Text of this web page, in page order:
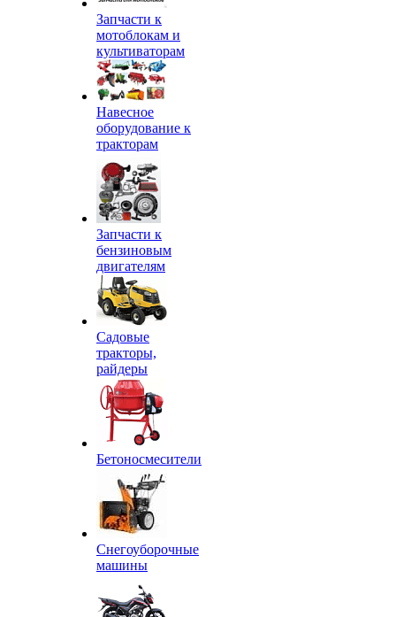
Запчасти к
мотоблокам и
культиваторам
Навесное
оборудование к
тракторам
Запчасти к
бензиновым
двигателям
Садовые
тракторы,
райдеры
Бетоносмесители
Снегоуборочные
машины